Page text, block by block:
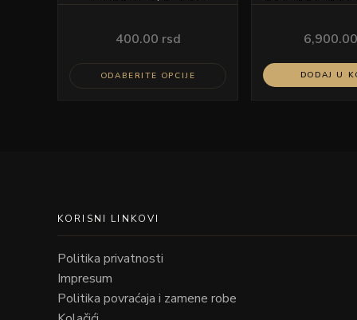
400.00 rsd
ODABERITE OPCIJE DODAJ U
KORISNI LINKOVI
Politika privatnosti
Impresum
Politika povraćaja i zamene robe